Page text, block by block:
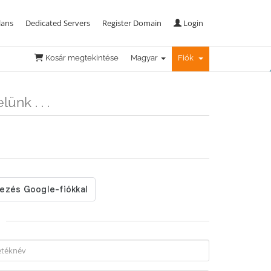
Dedicated Servers Register Domain Login
Kosár megtekintése Magyar Fiók
. . .